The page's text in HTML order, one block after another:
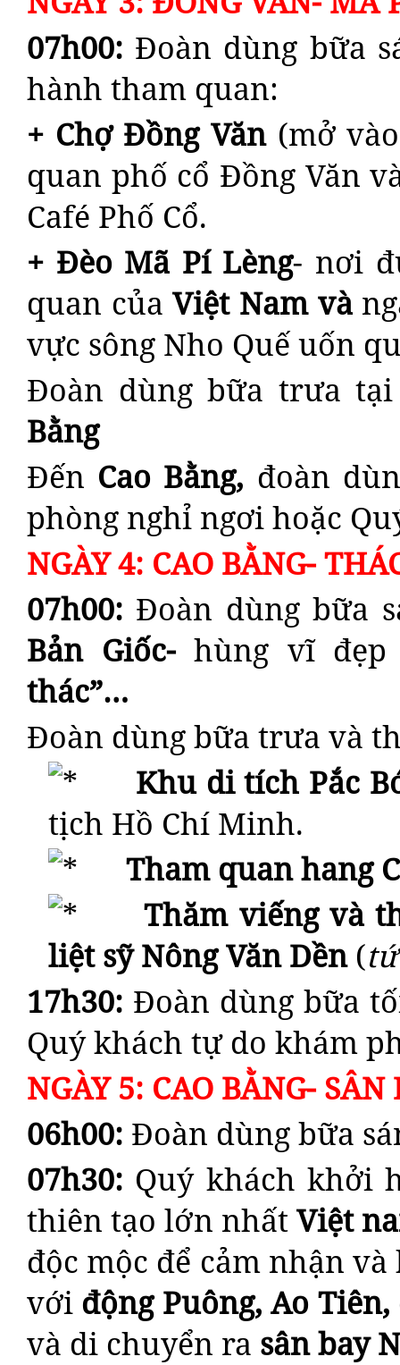
07h00: Đoàn dùng bữa
hành tham quan:
+ Chợ Đồng Văn(mở
quan phố cổ Đồng Văn
Café Phố Cổ.
+ ĐèoMã Pí Lèng- nơi
quan củaViệt Namvà
vực sông Nho Quế uốn
Đoàn dùng bữa trưa
Bằng
Đến Cao Bằng, đoàn
phòng nghỉ ngơi hoặc
NGÀY 4: CAO BẰNG-
07h00: Đoàn dùng bữa
Bản Giốc-hùng vĩ
thác”…
Đoàn dùng bữa trưa và
Khu di tích Pắc
tịch Hồ Chí Minh.
Tham quan hang
Thăm viếng và
liệt sỹ Nông Văn Dền(
17h30: Đoàn dùng bữa
Quý khách tự do khám
NGÀY 5: CAO BẰNG-
06h00: Đoàn dùng bữa
07h30: Quý khách khởi
thiên tạo lớn nhấtViệt
độc mộc để cảm nhận
với động Puông, Ao
và di chuyển ra sân bay